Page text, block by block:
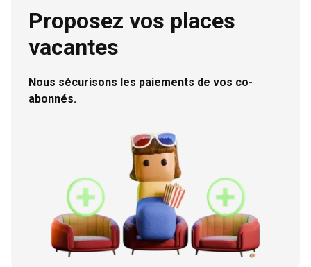
Babbel
Moonlock
Calm
Simply
Hypnoledge
Truecaller
vos abonnements !
Proposez vos places
vacantes
Nous sécurisons les paiements de vos co-
abonnés.